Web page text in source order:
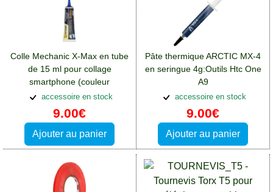
Colle Mechanic X-Max en tube
de 15 ml pour collage
smartphone (couleur
noire):Outils Htc One A9
accessoire en stock
9.00€
Ajouter au panier
Pâte thermique ARCTIC MX-4
en seringue 4g:Outils Htc One
A9
accessoire en stock
9.00€
Ajouter au panier